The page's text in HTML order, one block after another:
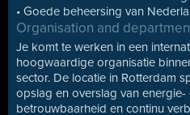
• Goede beheersing van
Organisation and
Je komt te werken in een
hoogwaardige organisatie
sector. De locatie in Rotterdam
opslag en overslag van
betrouwbaarheid en continu